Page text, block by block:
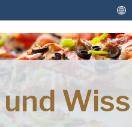
und -bleche
auf Lager